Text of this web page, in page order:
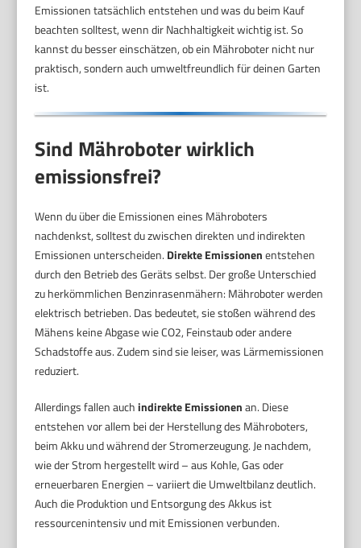
Emissionen tatsächlich entstehen und was du beim Kauf
beachten solltest, wenn dir Nachhaltigkeit wichtig ist. So
kannst du besser einschätzen, ob ein Mähroboter nicht nur
praktisch, sondern auch umweltfreundlich für deinen Garten
ist.
Sind Mähroboter wirklich
emissionsfrei?
Wenn du über die Emissionen eines Mähroboters
nachdenkst, solltest du zwischen direkten und indirekten
Emissionen unterscheiden. Direkte Emissionenentstehen
durch den Betrieb des Geräts selbst. Der große Unterschied
zu herkömmlichen Benzinrasenmähern: Mähroboter werden
elektrisch betrieben. Das bedeutet, sie stoßen während des
Mähens keine Abgase wie CO2, Feinstaub oder andere
Schadstoffe aus. Zudem sind sie leiser, was Lärmemissionen
reduziert.
Allerdings fallen auchindirekte Emissionenan. Diese
entstehen vor allem bei der Herstellung des Mähroboters,
beim Akku und während der Stromerzeugung. Je nachdem,
wie der Strom hergestellt wird – aus Kohle, Gas oder
erneuerbaren Energien – variiert die Umweltbilanz deutlich.
Auch die Produktion und Entsorgung des Akkus ist
ressourcenintensiv und mit Emissionen verbunden.